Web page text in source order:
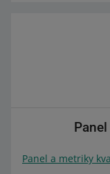
Panel a metriky